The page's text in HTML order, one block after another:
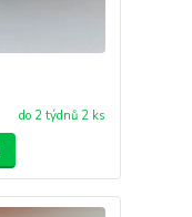
do 2 týdnů 2 ks